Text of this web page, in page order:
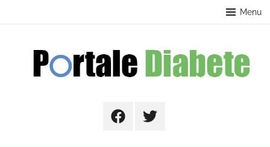
Menu
FacebookTwitter